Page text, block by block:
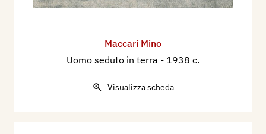
Maccari Mino
Uomo seduto in terra - 1938 c.
Visualizza scheda